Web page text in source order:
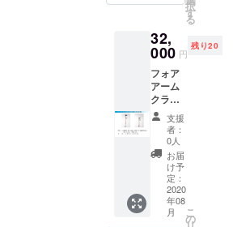
種） グ
ローズ
ゴール
ド ティ
ファ
ニーブ
ルー ※
カ
ラー、
サイズ
により
お届け
が遅れ
る場合
がござ
いま
択
す
る
32,
000 円
残り20
フォア
アーム
クラッ
チ（2本
組） 定
36,000
円予定
（非課
税）＋
送料 カ
ラー（3
支援
者：
0人
お届
け予
定：
2020
年08
月
こ
の